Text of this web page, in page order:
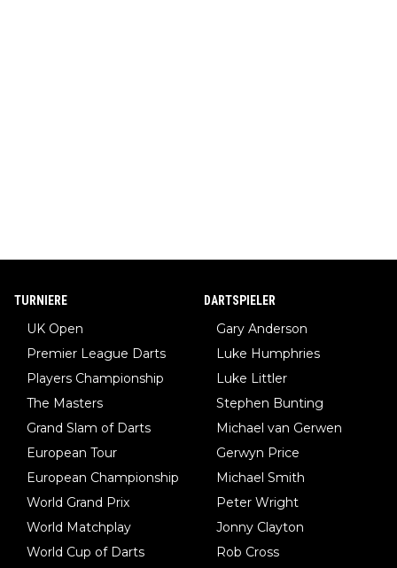
TURNIERE
UK Open
Premier League Darts
Players Championship
The Masters
Grand Slam of Darts
European Tour
European Championship
World Grand Prix
World Matchplay
World Cup of Darts
DARTSPIELER
Gary Anderson
Luke Humphries
Luke Littler
Stephen Bunting
Michael van Gerwen
Gerwyn Price
Michael Smith
Peter Wright
Jonny Clayton
Rob Cross